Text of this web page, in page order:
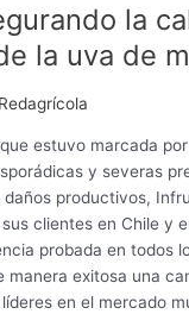
la
la uva de
Redagrícola
estuvo marcada
y severas
productivos,
clientes en Chile y
probada en todos
manera exitosa una
en el mercado